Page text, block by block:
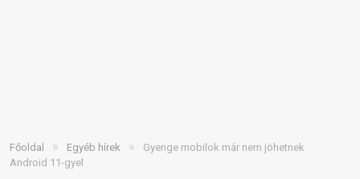
Főoldal » Egyéb hírek »
Gyenge mobilok már nem jöhetnek
Android 11-gyel